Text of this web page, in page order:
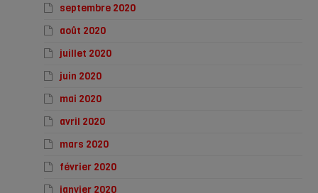
septembre 2020
août 2020
juillet 2020
juin 2020
mai 2020
avril 2020
mars 2020
février 2020
janvier 2020